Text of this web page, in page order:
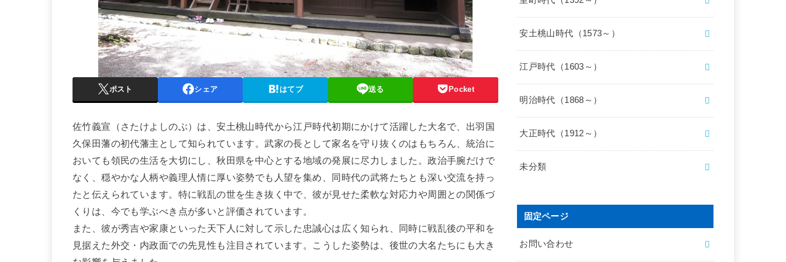
ポスト シェア はてブ 送る Pocket
佐竹義宣（さたけよしのぶ）は、安土桃山時代から江戸時代初期にかけて活躍した大名で、出羽国
久保田藩の初代藩主として知られています。武家の長として家名を守り抜くのはもちろん、統治に
おいても領民の生活を大切にし、秋田県を中心とする地域の発展に尽力しました。政治手腕だけで
なく、穏やかな人柄や義理人情に厚い姿勢でも人望を集め、同時代の武将たちとも深い交流を持っ
たと伝えられています。特に戦乱の世を生き抜く中で、彼が見せた柔軟な対応力や周囲との関係づ
くりは、今でも学ぶべき点が多いと評価されています。
また、彼が秀吉や家康といった天下人に対して示した忠誠心は広く知られ、同時に戦乱後の平和を
見据えた外交・内政面での先見性も注目されています。こうした姿勢は、後世の大名たちにも大き
安土桃山時代（1573～）
江戸時代（1603～）
明治時代（1868～）
大正時代（1912～）
未分類
固定ページ
お問い合わせ